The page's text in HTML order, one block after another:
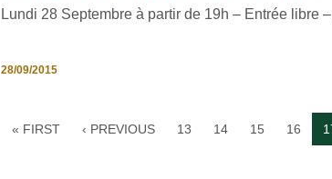
Lundi 28 Septembre à partir de 19h – Entrée libre
28/09/2015
« FIRST ‹ PREVIOUS 13 14 15 16